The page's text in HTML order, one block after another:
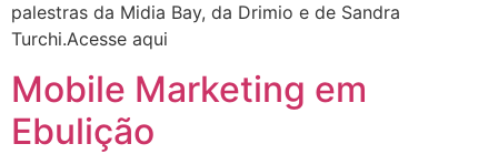
palestras da Midia Bay, da Drimio e de Sandra
Turchi.Acesse aqui
Mobile Marketing em
Ebulição